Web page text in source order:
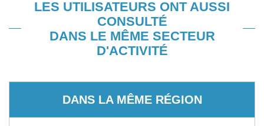
LES UTILISATEURS ONT AUSSI
CONSULTÉ
DANS LE MÊME SECTEUR
D'ACTIVITÉ
DANS LA MÊME RÉGION